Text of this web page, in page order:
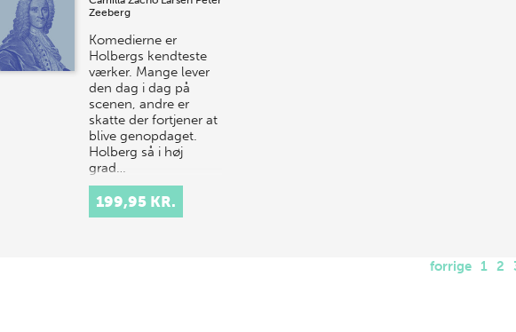
Zeeberg
Komedierne er
Holbergs kendteste
værker. Mange lever
den dag i dag på
scenen, andre er
skatte der fortjener at
blive genopdaget.
Holberg så i høj
grad…
199,95 KR.
forrige 1 2